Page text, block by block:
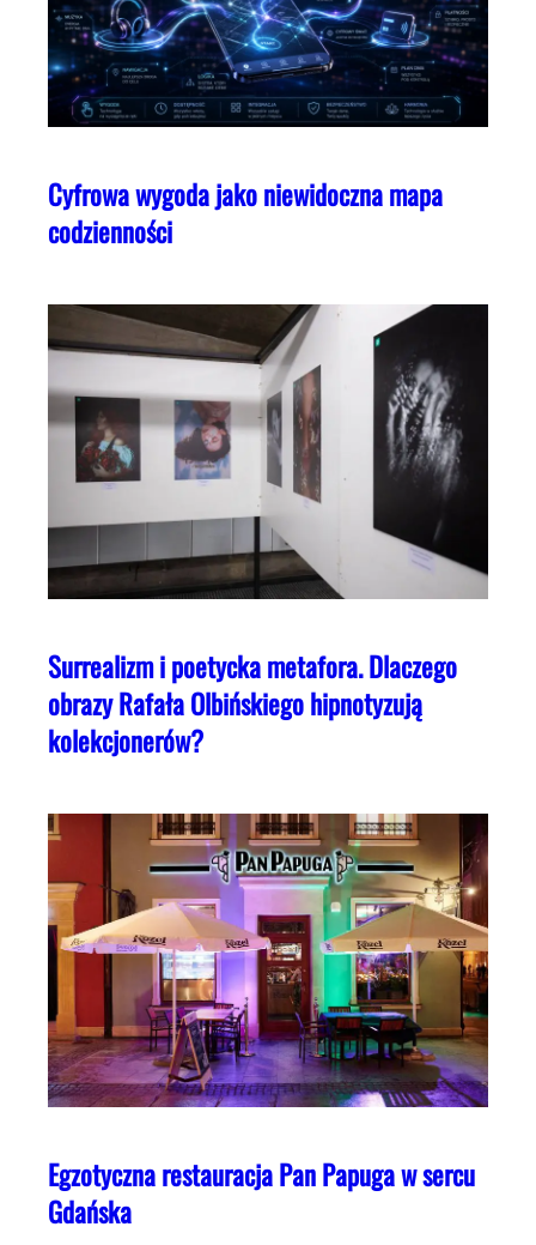
Cyfrowa wygoda jako niewidoczna mapa
codzienności
Surrealizm i poetycka metafora. Dlaczego
obrazy Rafała Olbińskiego hipnotyzują
kolekcjonerów?
Egzotyczna restauracja Pan Papuga w sercu
Gdańska